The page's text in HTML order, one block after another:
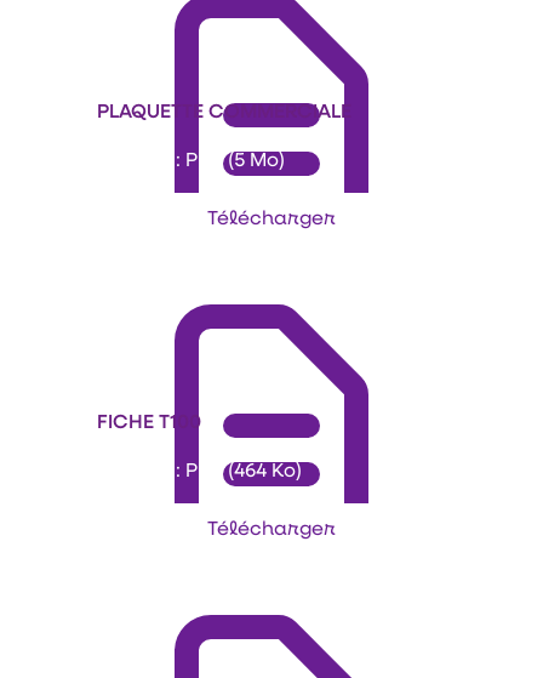
PLAQUETTE COMMERCIALE
Format : PDF (5 Mo)
Télécharger
FICHE T100
Format : PDF (464 Ko)
Télécharger